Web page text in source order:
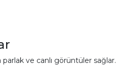
ve canlı görüntüler sağlar.